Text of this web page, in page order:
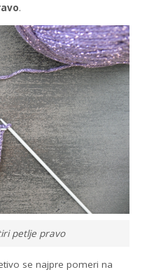
.
petlje pravo
se najpre pomeri na